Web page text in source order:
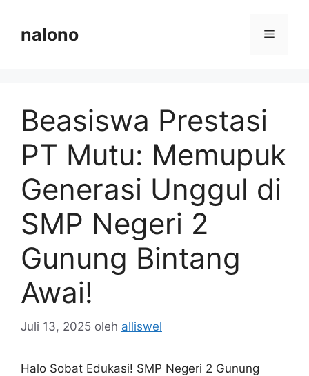
nalono Menu
Beasiswa Prestasi
PT Mutu: Memupuk
Generasi Unggul di
SMP Negeri 2
Gunung Bintang
Awai!
Juli 13, 2025 oleh alliswel
Halo Sobat Edukasi! SMP Negeri 2 Gunung